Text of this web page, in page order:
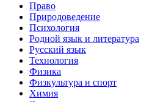
Право
Природоведение
Психология
Родной язык и литература
Русский язык
Технология
Физика
Физкультура и спорт
Химия